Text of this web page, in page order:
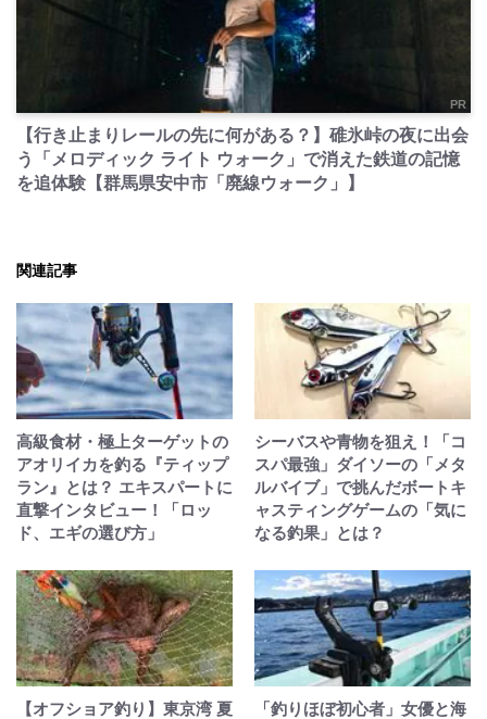
PR
【行き止まりレールの先に何がある？】碓氷峠の夜に出会
う「メロディック ライト ウォーク」で消えた鉄道の記憶
を追体験【群馬県安中市「廃線ウォーク」】
関連記事
高級食材・極上ターゲットの
アオリイカを釣る『ティップ
ラン』とは？ エキスパートに
直撃インタビュー！「ロッ
ド、エギの選び方」
シーバスや青物を狙え！「コ
スパ最強」ダイソーの「メタ
ルバイブ」で挑んだボートキ
ャスティングゲームの「気に
なる釣果」とは？
【オフショア釣り】東京湾 夏 「釣りほぼ初心者」女優と海